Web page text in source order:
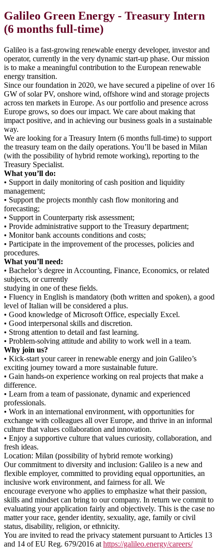
Galileo Green Energy - Treasury Intern
(6 months full-time)
Galileo is a fast-growing renewable energy developer, investor and
operator, currently in the very dynamic start-up phase. Our mission
is to make a meaningful contribution to the European renewable
energy transition.
Since our foundation in 2020, we have secured a pipeline of over 16
GW of solar PV, onshore wind, offshore wind and storage projects
across ten markets in Europe. As our portfolio and presence across
Europe grows, so does our impact. We care about making that
impact positive, and in achieving our business goals in a sustainable
way.
We are looking for a Treasury Intern (6 months full-time) to support
the treasury team on the daily operations. You’ll be based in Milan
(with the possibility of hybrid remote working), reporting to the
Treasury Specialist.
What you’ll do:
• Support in daily monitoring of cash position and liquidity
management;
• Support the projects monthly cash flow monitoring and
forecasting;
• Support in Counterparty risk assessment;
• Provide administrative support to the Treasury department;
• Monitor bank accounts conditions and costs;
• Participate in the improvement of the processes, policies and
procedures.
What you’ll need:
• Bachelor’s degree in Accounting, Finance, Economics, or related
subjects, or currently
studying in one of these fields.
• Fluency in English is mandatory (both written and spoken), a good
level of Italian will be considered a plus.
• Good knowledge of Microsoft Office, especially Excel.
• Good interpersonal skills and discretion.
• Strong attention to detail and fast learning.
• Problem-solving attitude and ability to work well in a team.
Why join us?
• Kick-start your career in renewable energy and join Galileo’s
exciting journey toward a more sustainable future.
• Gain hands-on experience working on real projects that make a
difference.
• Learn from a team of passionate, dynamic and experienced
professionals.
• Work in an international environment, with opportunities for
exchange with colleagues all over Europe, and thrive in an informal
culture that values collaboration and innovation.
• Enjoy a supportive culture that values curiosity, collaboration, and
fresh ideas.
Location: Milan (possibility of hybrid remote working)
Our commitment to diversity and inclusion: Galileo is a new and
flexible employer, committed to providing equal opportunities, an
inclusive work environment, and fairness for all. We
encourage everyone who applies to emphasize what their passion,
skills and mindset can bring to our company. In return we commit to
evaluating your application fairly and objectively. This is the case no
matter your race, gender identity, sexuality, age, family or civil
status, disability, religion, or ethnicity.
You are invited to read the privacy statement pursuant to Articles 13
and 14 of EU Reg. 679/2016 at https://galileo.energy/careers/